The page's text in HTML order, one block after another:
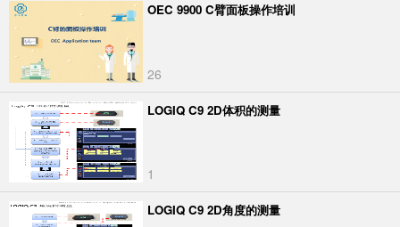
OEC 9900 C臂面板操作培训
26
LOGIQ C9 2D体积的测量
1
LOGIQ C9 2D角度的测量